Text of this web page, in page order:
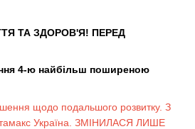
ТА ЗДОРОВ'Я! ПЕРЕД
4-ю найбільш поширеною
щодо подальшого розвитку. З
Україна. ЗМІНИЛАСЯ ЛИШЕ